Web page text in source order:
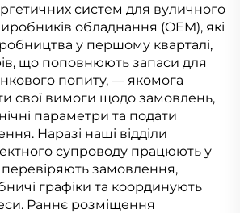
систем для вуличного
обладнання (OEM), які
у першому кварталі,
що поповнюють запаси для
попиту, — якомога
свої вимоги щодо замовлень,
параметри та подати
Наразі наші відділи
супроводу працюють у
замовлення,
графіки та координують
Раннє розміщення